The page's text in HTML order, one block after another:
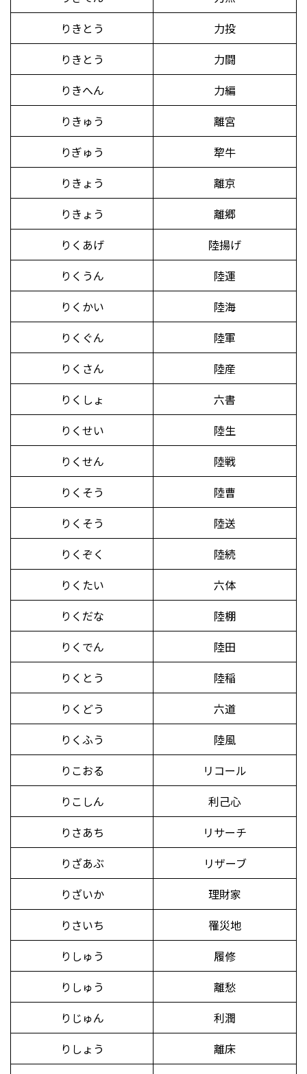
りきとう
力投
りきとう
力闘
りきへん
力編
りきゅう
離宮
りぎゅう
犂牛
りきょう
離京
りきょう
離郷
りくあげ
陸揚げ
りくうん
陸運
りくかい
陸海
りくぐん
陸軍
りくさん
陸産
りくしょ
六書
りくせい
陸生
りくせん
陸戦
りくそう
陸曹
りくそう
陸送
りくぞく
陸続
りくたい
六体
りくだな
陸棚
りくでん
陸田
りくとう
陸稲
りくどう
六道
りくふう
陸風
りこおる
リコール
りこしん
利己心
りさあち
リサーチ
りざあぶ
リザーブ
りざいか
理財家
りさいち
罹災地
りしゅう
履修
りしゅう
離愁
りじゅん
利潤
りしょう
離床